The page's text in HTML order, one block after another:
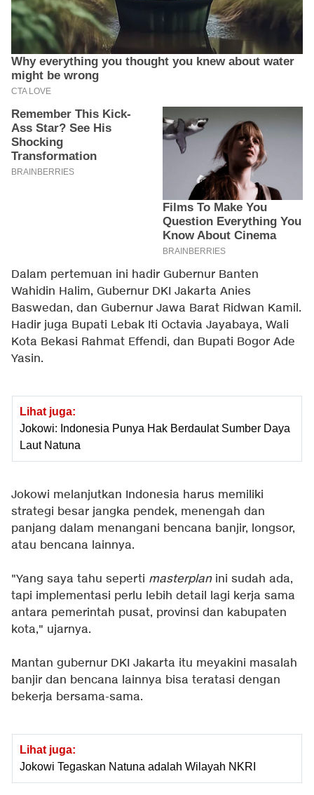
Dalam pertemuan ini hadir Gubernur Banten
Wahidin Halim, Gubernur DKI Jakarta Anies
Baswedan, dan Gubernur Jawa Barat Ridwan Kamil.
Hadir juga Bupati Lebak Iti Octavia Jayabaya, Wali
Kota Bekasi Rahmat Effendi, dan Bupati Bogor Ade
Yasin.
Lihat juga:
Jokowi: Indonesia Punya Hak Berdaulat Sumber Daya
Laut Natuna
Jokowi melanjutkan Indonesia harus memiliki
strategi besar jangka pendek, menengah dan
panjang dalam menangani bencana banjir, longsor,
atau bencana lainnya.
"Yang saya tahu seperti masterplanini sudah ada,
tapi implementasi perlu lebih detail lagi kerja sama
antara pemerintah pusat, provinsi dan kabupaten
kota," ujarnya.
Mantan gubernur DKI Jakarta itu meyakini masalah
banjir dan bencana lainnya bisa teratasi dengan
bekerja bersama-sama.
Lihat juga:
Jokowi Tegaskan Natuna adalah Wilayah NKRI